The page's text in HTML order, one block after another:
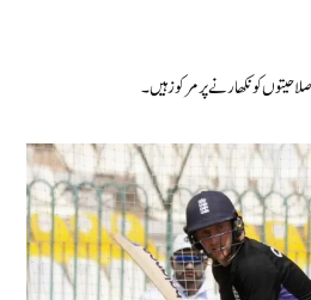
کو نکھارنے پر مرکوزہیں۔